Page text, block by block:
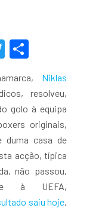
Twitter
Niklas
resolveu,
golo à equipa
originais,
duma casa de
acção, típica
não passou,
à UEFA,
saiu hoje,